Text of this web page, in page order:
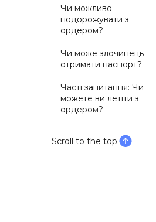
Чи можливо
подорожувати з
ордером?
Чи може злочинець
отримати паспорт?
Часті запитання: Чи
можете ви летіти з
ордером?
Scroll to the top